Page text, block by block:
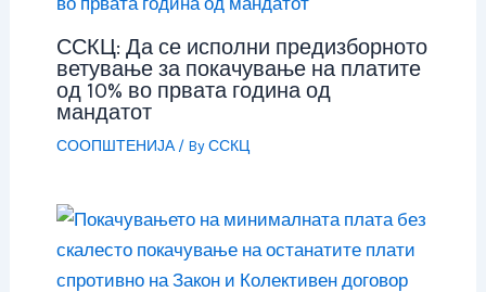
ССКЦ: Да се исполни предизборното
ветување за покачување на платите
од 10% во првата година од
мандатот
СООПШТЕНИЈА/ ByССКЦ